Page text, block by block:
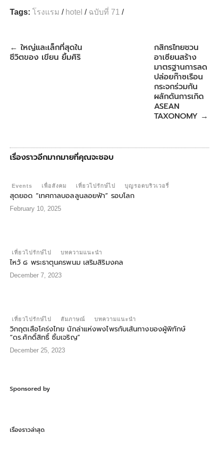
c
e
o
k
n
i
r
a
p
p
n
e
s
t
a
Tags: โรงแรม / hotel / ฉบับที่ 71 /
← ใหญ่และเล็กที่สุดใน
ชีวิตของ เขียน ยิ้มศิริ
กสิกรไทยชวน
อาเซียนสร้าง
มาตรฐานการลด
ปล่อยก๊าซเรือน
กระจกร่วมกัน
ผลักดันการเกิด
ASEAN
TAXONOMY →
เรื่องราวอีกมากมายที่คุณจะชอบ
Events เพื่อสังคม เที่ยวไปรักษ์ไป บุญรอดบริวเวอรี่
สุดยอด “เทศกาลบอลลูนลอยฟ้า” รอบโลก
February 10, 2025
เที่ยวไปรักษ์ไป บทความแนะนำ
ไหว้ ๘ พระธาตุนครพนม เสริมสิริมงคล
December 7, 2023
เที่ยวไปรักษ์ไป สัมภาษณ์ บทความแนะนำ
วิกฤตเสือโคร่งไทย นักล่าแห่งพงไพรกับเส้นทางของผู้พิทักษ์
“ดร.ศักดิ์สิทธิ์ ซิ้มเจริญ”
December 25, 2023
Sponsored by
เรื่องราวล่าสุด